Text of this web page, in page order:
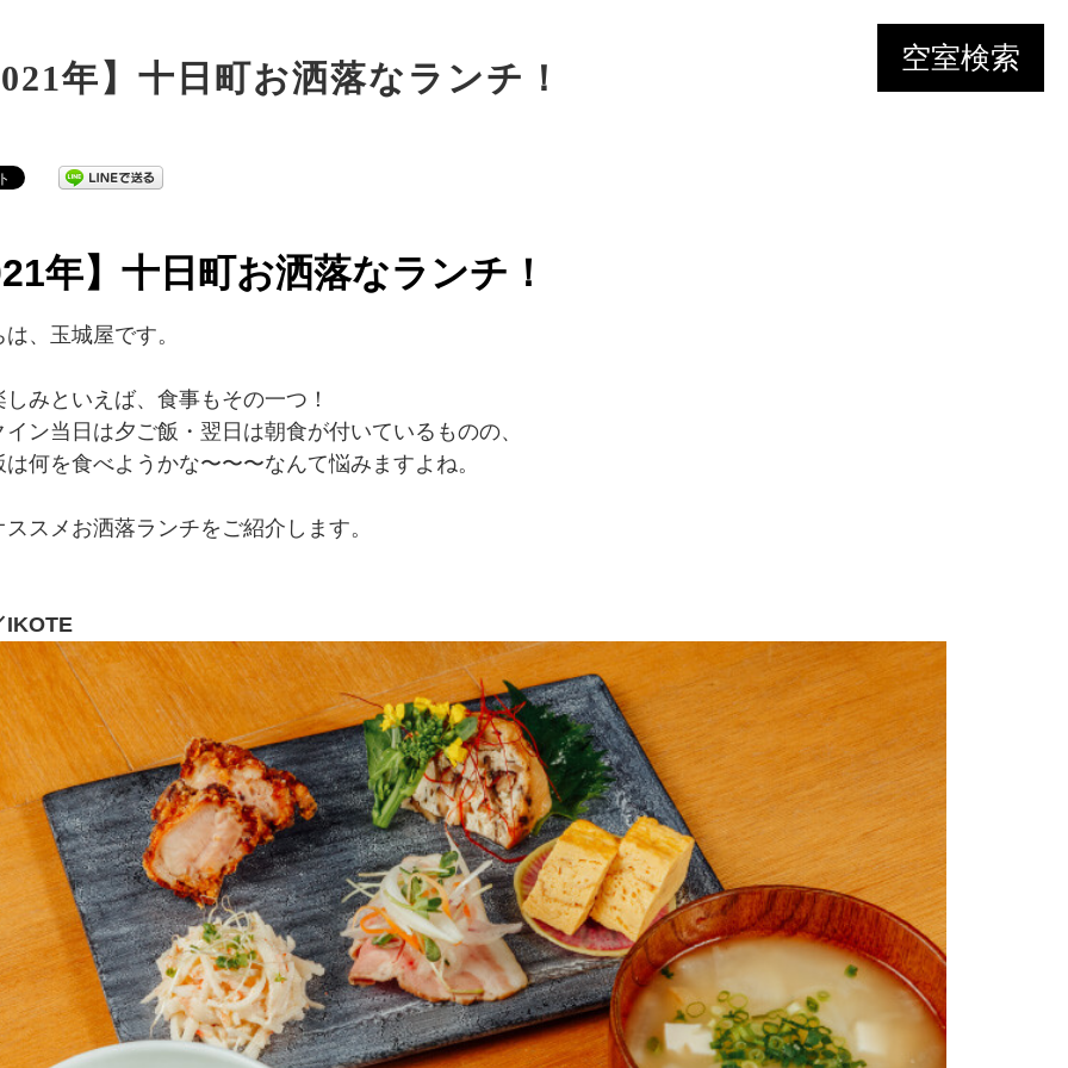
空室検索
年】十日町お洒落なランチ！
年】十日町お洒落なランチ！
、玉城屋です。
みといえば、食事もその一つ！
ン当日は夕ご飯・翌日は朝食が付いているものの、
何を食べようかな〜〜〜なんて悩みますよね。
スメお洒落ランチをご紹介します。
IKOTE